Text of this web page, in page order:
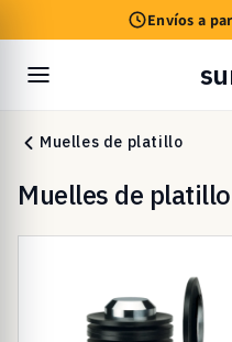
al contenido
Envíos a
Muelles de platillo
Muelles de platillo